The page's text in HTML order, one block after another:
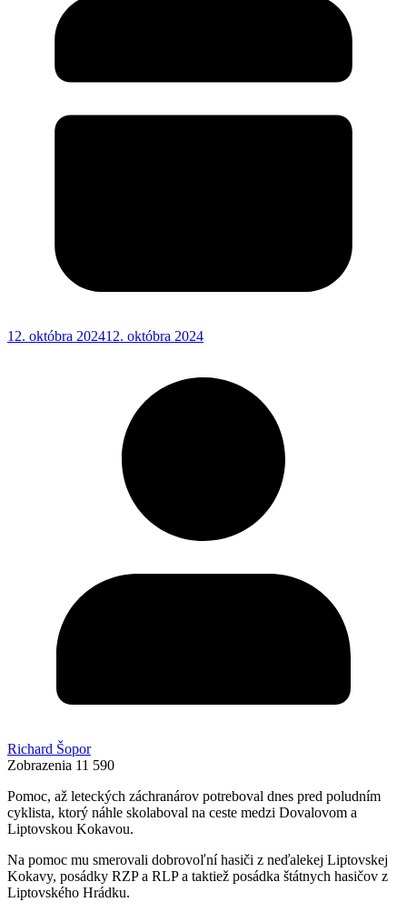
12. októbra 202412. októbra 2024
Richard Šopor
Zobrazenia 11 590
Pomoc, až leteckých záchranárov potreboval dnes pred poludním
cyklista, ktorý náhle skolaboval na ceste medzi Dovalovom a
Liptovskou Kokavou.
Na pomoc mu smerovali dobrovoľní hasiči z neďalekej Liptovskej
Kokavy, posádky RZP a RLP a taktiež posádka štátnych hasičov z
Liptovského Hrádku.